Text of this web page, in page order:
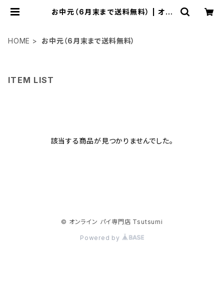
お中元（6月末まで送料無料） | オン
HOME お中元（6月末まで送料無料）
ITEM LIST
該当する商品が見つかりませんでした。
© オンライン パイ専門店 Tsutsumi
Powered by